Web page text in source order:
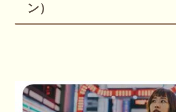
ン）